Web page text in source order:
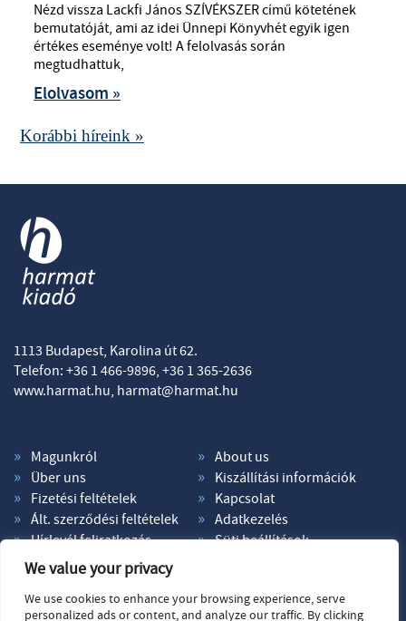
We value your privacy
We use cookies to enhance your browsing experience, serve
personalized ads or content, and analyze our traffic. By clicking
Nézd vissza Lackfi János SZÍVÉKSZER című kötetének
bemutatóját, ami az idei Ünnepi Könyvhét egyik igen
értékes eseménye volt! A felolvasás során
megtudhattuk,
Elolvasom »
Korábbi híreink »
1113 Budapest, Karolina út 62.
Telefon: +36 1 466-9896, +36 1 365-2636
www.harmat.hu, harmat@harmat.hu
Magunkról
About us
Über uns
Kiszállítási információk
Fizetési feltételek
Kapcsolat
Ált. szerződési feltételek
Adatkezelés
Hírlevél feliratkozás
Süti beállítások